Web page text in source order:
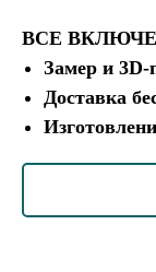
ВСЕ
Замер и 3D-
Доставка
ВСЕ ВКЛЮЧЕНО
Замер и 3D-